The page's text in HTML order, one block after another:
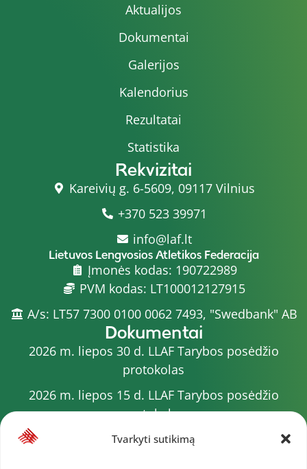
Tvarkyti sutikimą
Aktualijos
Dokumentai
Galerijos
Kalendorius
Rezultatai
Statistika
Rekvizitai
Kareivių g. 6-5609, 09117 Vilnius
+370 523 39971
info@laf.lt
Lietuvos Lengvosios Atletikos Federacija
Įmonės kodas: 190722989
PVM kodas: LT100012127915
A/s: LT57 7300 0100 0062 7493, "Swedbank" AB
Dokumentai
2026 m. liepos 30 d. LLAF Tarybos posėdžio
protokolas
2026 m. liepos 15 d. LLAF Tarybos posėdžio
protokolas
2026 m. liepos 20 d. LLAF VK posėdžio protokolas